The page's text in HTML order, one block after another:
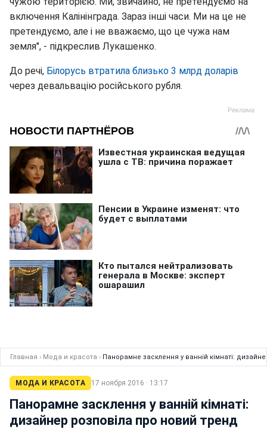
включення Калінінграда. Зараз інші часи. Ми на це не
претендуємо, але і не вважаємо, що це чужа нам
земля", - підкреслив Лукашенко.
До речі, Білорусь втратила близько 3 млрд доларів
через девальвацію російського рубля.
Главная › Мода и красота › Панорамне засклення у ванній кімнаті:
МОДА И КРАСОТА 17 ноября 2016 · 13:17
Панорамне засклення у ванній кімнаті:
дизайнер розповіла про новий тренд